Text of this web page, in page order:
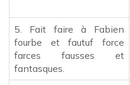
5. Fait faire à Fabien
fourbe et fautuf force
farces fausses et
fantasques.